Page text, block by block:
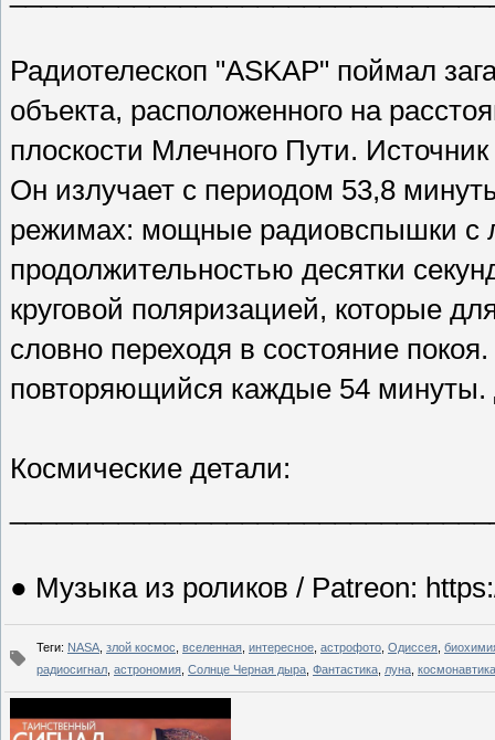
Радиотелескоп "ASKAP" поймал
объекта, расположенного на
плоскости Млечного Пути.
Он излучает с периодом 53,8
режимах: мощные радиовспышки с
продолжительностью десятки
круговой поляризацией, которые
словно переходя в состояние
повторяющийся каждые 54 минуты.
Космические детали:
● Музыка из роликов / Patreon:
Теги: NASA злой космос вселенная интересное астрофото Одиссея
радиосигнал астрономия Солнце Черная дыра Фантастика луна космонавтика